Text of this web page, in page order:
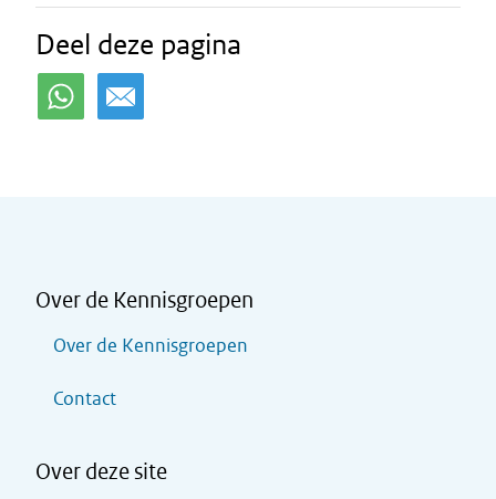
Deel deze pagina
Over de Kennisgroepen
Over de Kennisgroepen
Contact
Over deze site